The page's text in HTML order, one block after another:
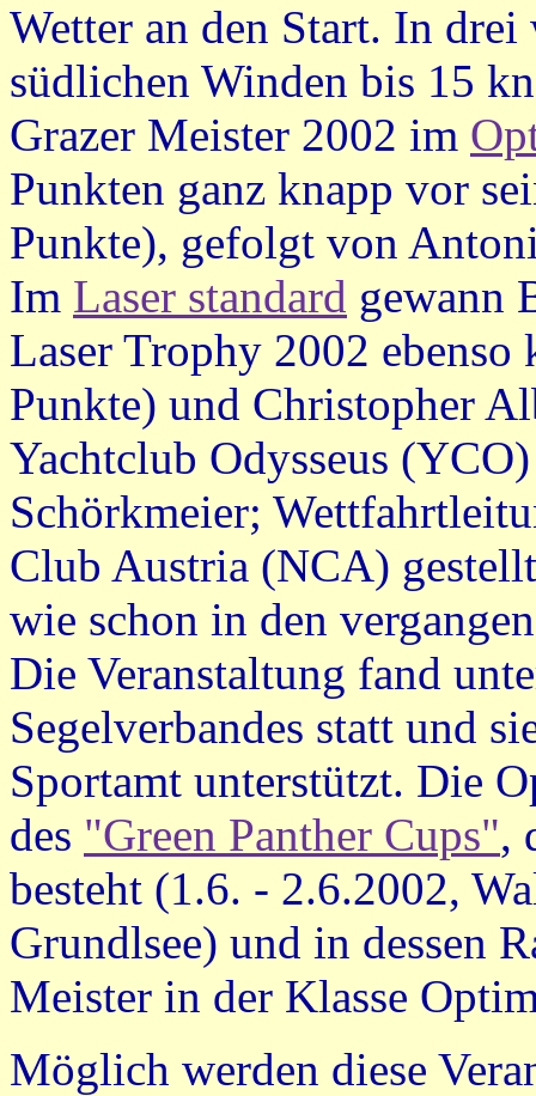
Wetter an den Start. In
südlichen Winden bis 15
Grazer Meister 2002 im
Punkten ganz knapp vor
Punkte), gefolgt von
Im Laser standard gewann
Laser Trophy 2002
Punkte) und Christopher
Yachtclub Odysseus
Schörkmeier;
Club Austria (NCA)
wie schon in den
Die Veranstaltung fand
Segelverbandes statt und
Sportamt unterstützt. Die
des "Green Panther Cups",
besteht (1.6. - 2.6.2002,
Grundlsee) und in dessen
Meister in der Klasse
Möglich werden diese